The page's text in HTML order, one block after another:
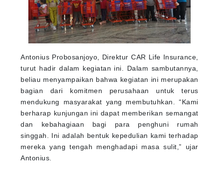
Antonius Probosanjoyo, Direktur CAR Life Insurance,
turut hadir dalam kegiatan ini. Dalam sambutannya,
beliau menyampaikan bahwa kegiatan ini merupakan
bagian dari komitmen perusahaan untuk terus
mendukung masyarakat yang membutuhkan. “Kami
berharap kunjungan ini dapat memberikan semangat
dan kebahagiaan bagi para penghuni rumah
singgah. Ini adalah bentuk kepedulian kami terhadap
mereka yang tengah menghadapi masa sulit,” ujar
Antonius.